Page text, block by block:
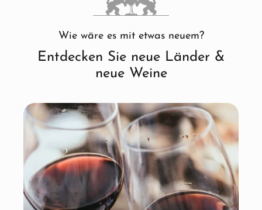
Wie wäre es mit etwas neuem?
Entdecken Sie neue Länder &
neue Weine